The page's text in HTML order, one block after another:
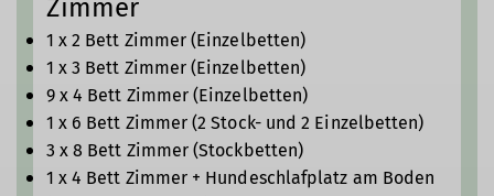
vereinfachen wurde 1965 eine
Materialseilbahn errichtet, die die Hütte
mit einem nahegelegenen Forstweg
verbindet.
1990 wurde als Pilot-Projekt eine
mechanisch-biologische Kläranlage zur
Zimmer
1 x 2 Bett Zimmer (Einzelbetten)
1 x 3 Bett Zimmer (Einzelbetten)
9 x 4 Bett Zimmer (Einzelbetten)
1 x 6 Bett Zimmer (2 Stock- und 2 Einzelbetten)
3 x 8 Bett Zimmer (Stockbetten)
1 x 4 Bett Zimmer + Hundeschlafplatz am Boden